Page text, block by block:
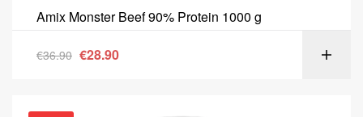
Amix Monster Beef 90% Protein 1000 g
€36.90 €28.90